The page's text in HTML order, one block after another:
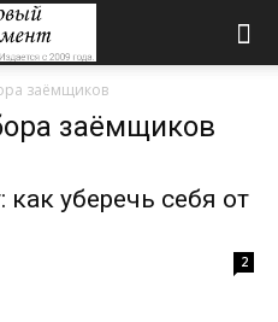
заёмщиков
заёмщиков
уберечь себя от
2